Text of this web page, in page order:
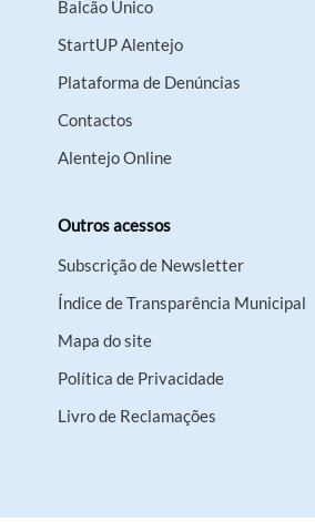
Balcão Único
StartUP Alentejo
Plataforma de Denúncias
Contactos
Alentejo Online
Outros acessos
Subscrição de Newsletter
Índice de Transparência Municipal
Mapa do site
Política de Privacidade
Livro de Reclamações